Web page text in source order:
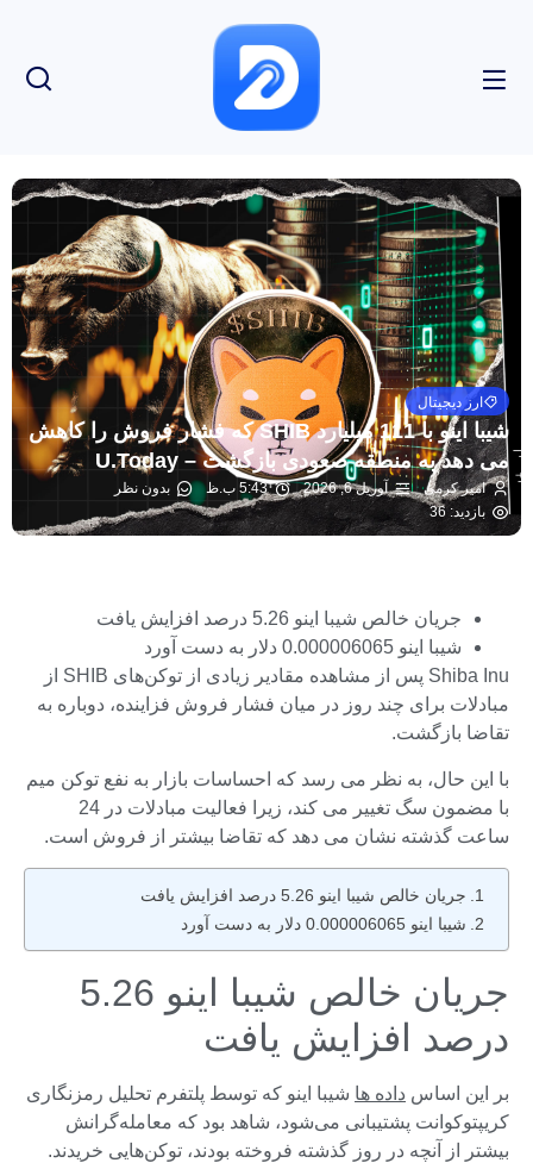
ارز دیجیتال
شیبا اینو با 111 میلیارد SHIB که فشار فروش را کاهش
می دهد به منطقه صعودی بازگشت – U.Today
امیر کرمی آوریل 6, 2026 5:43 ب.ظ
بدون نظر
بازدید: 36
جریان خالص شیبا اینو 5.26 درصد افزایش یافت
شیبا اینو 0.000006065 دلار به دست آورد
Shiba Inu پس از مشاهده مقادیر زیادی از توکن‌های SHIB از
مبادلات برای چند روز در میان فشار فروش فزاینده، دوباره به
تقاضا بازگشت.
با این حال، به نظر می رسد که احساسات بازار به نفع توکن میم
با مضمون سگ تغییر می کند، زیرا فعالیت مبادلات در 24
ساعت گذشته نشان می دهد که تقاضا بیشتر از فروش است.
جریان خالص شیبا اینو 5.26 درصد افزایش یافت
شیبا اینو 0.000006065 دلار به دست آورد
جریان خالص شیبا اینو 5.26
درصد افزایش یافت
بر این اساس داده ها شیبا اینو که توسط پلتفرم تحلیل رمزنگاری
کریپتوکوانت پشتیبانی می‌شود، شاهد بود که معامله‌گرانش
بیشتر از آنچه در روز گذشته فروخته بودند، توکن‌هایی خریدند.